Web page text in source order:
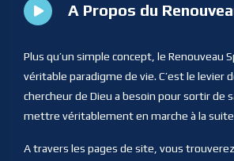
A Propos du
Plus qu’un simple concept, le Renouveau
véritable paradigme de vie. C’est le levier
chercheur de Dieu a besoin pour sortir de
mettre véritablement en marche à la suite
A travers les pages de site, vous